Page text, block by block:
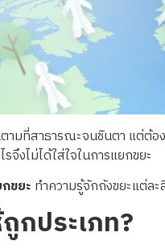
ามที่สาธารณะจนชินตา แต่ต้
จึงไม่ได้ใส่ใจในการแยกขยะ
ขยะ ทำความรู้จักถังขยะแต่ละ
กประเภท?